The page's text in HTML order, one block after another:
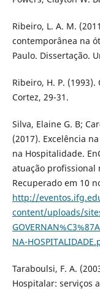
Ribeiro, L. A. M.
contemporânea na
Paulo. Dissertação.
Ribeiro, H. P.
Cortez, 29-31.
Silva, Elaine G. B;
(2017). Excelência
na Hospitalidade.
atuação profissional
Recuperado em 10
http://
content/uploads/
NA-
Taraboulsi, F. A.
Hospitalar: serviços